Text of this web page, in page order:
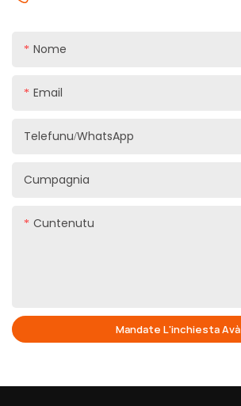
Nome
Email
Telefunu/WhatsApp
Cumpagnia
Cuntenutu
Mandate L'inchiesta Avà